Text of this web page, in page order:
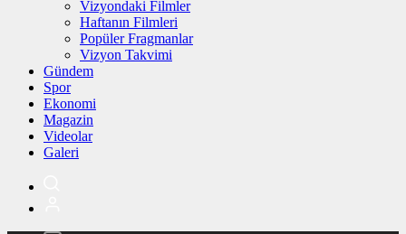
Vizyondaki Filmler
Haftanın Filmleri
Popüler Fragmanlar
Vizyon Takvimi
Gündem
Spor
Ekonomi
Magazin
Videolar
Galeri